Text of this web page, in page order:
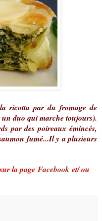
ricotta par du fromage de
un duo qui marche toujours).
par des poireaux émincés,
fumé...Il y a plusieurs
la page Facebook et/ ou